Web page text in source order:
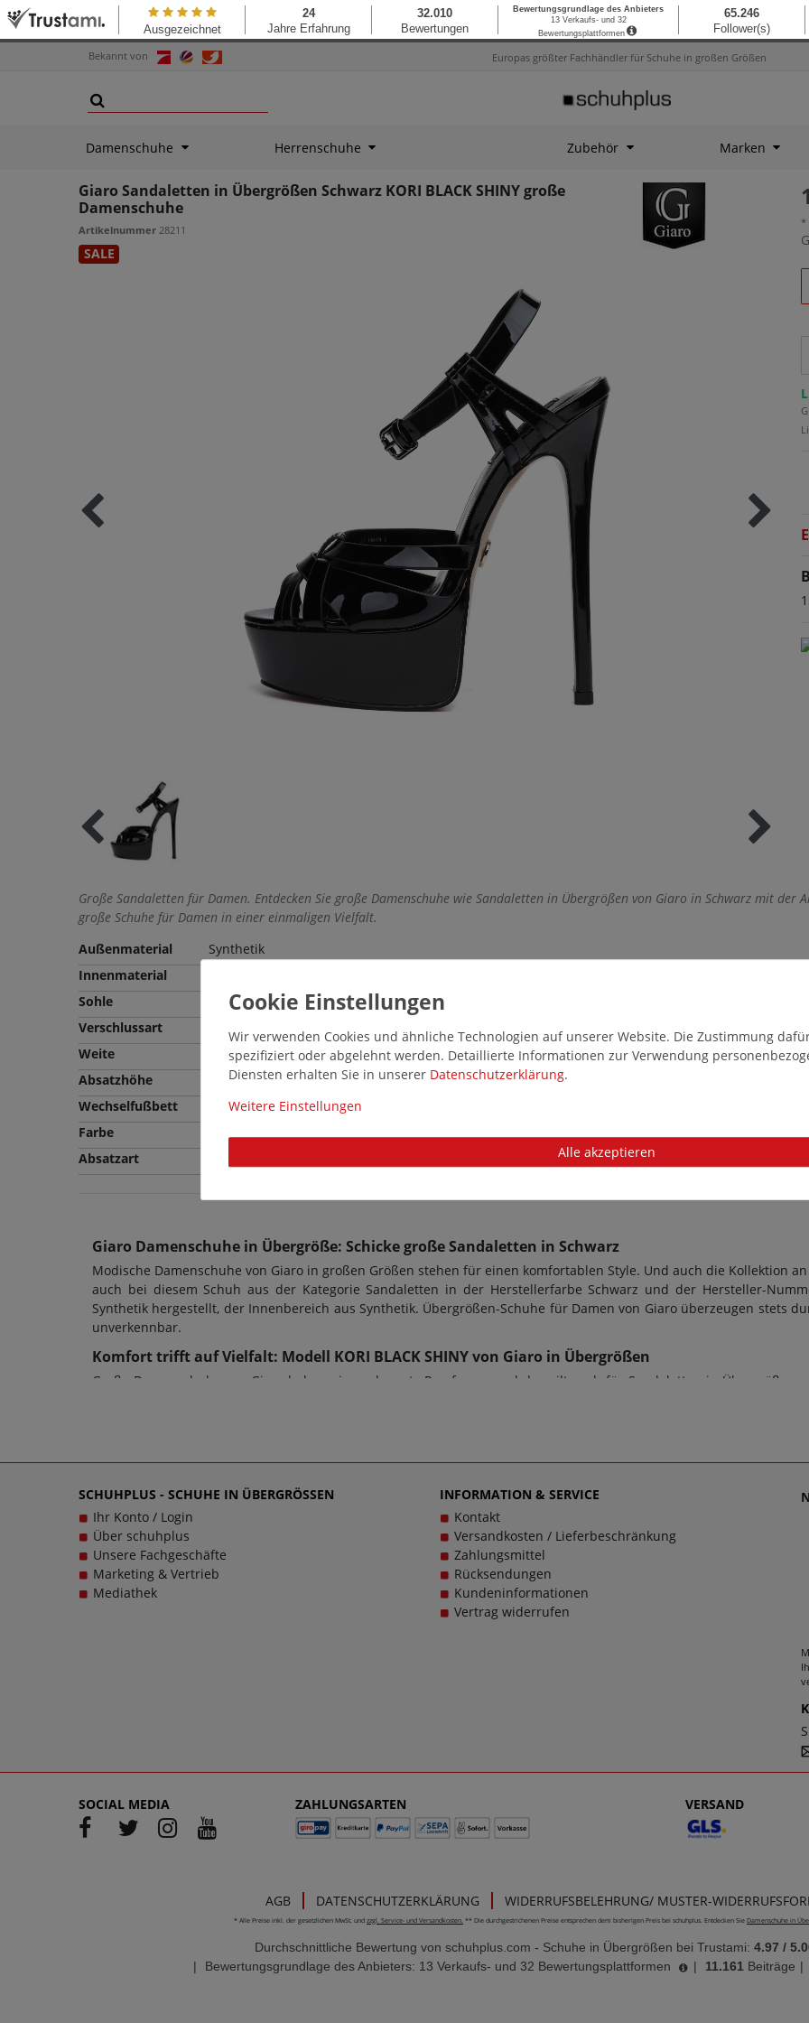
Bekannt von Europas größter Fachhändler für Schuhe in großen Größen
Damenschuhe Herrenschuhe Zubehör Marken
Giaro Sandaletten in Übergrößen Schwarz KORI BLACK SHINY große
Damenschuhe
Artikelnummer 28211
SALE
*
Große Sandaletten für Damen. Entdecken Sie große Damenschuhe wie Sandaletten in Übergrößen von Giaro in Schwarz mit der
große Schuhe für Damen in einer einmaligen Vielfalt.
Außenmaterial
Synthetik
Innenmaterial
Sohle
Verschlussart
Weite
Normale Weite (F)
Absatzhöhe
15,0 cm
Wechselfußbett
Nein
Farbe
Absatzart
Giaro Damenschuhe in Übergröße: Schicke große Sandaletten in Schwarz
Modische Damenschuhe von Giaro in großen Größen stehen für einen komfortablen Style. Und auch die Kollektion
auch bei diesem Schuh aus der Kategorie Sandaletten in der Herstellerfarbe Schwarz und der Hersteller-
Synthetik hergestellt, der Innenbereich aus Synthetik. Übergrößen-Schuhe für Damen von Giaro überzeugen stets
unverkennbar.
Komfort trifft auf Vielfalt: Modell KORI BLACK SHINY von Giaro in Übergrößen
Große Damenschuhe von Giaro haben eine sehr gute Passform - und das gilt auch für Sandaletten in Übergrößen
schließlich sollen große Schuhe von Giaro für Damen schlichtweg passen und dabei stets zu einem echten
SCHUHPLUS - SCHUHE IN ÜBERGRÖSSEN
Ihr Konto / Login
Über schuhplus
Unsere Fachgeschäfte
Marketing & Vertrieb
Mediathek
INFORMATION & SERVICE
Kontakt
Versandkosten / Lieferbeschränkung
Zahlungsmittel
Rücksendungen
Kundeninformationen
Vertrag widerrufen
SOCIAL MEDIA ZAHLUNGSARTEN VERSAND
AGB DATENSCHUTZERKLÄRUNG WIDERRUFSBELEHRUNG/ MUSTER-
* Alle Preise inkl. der gesetzlichen MwSt. und zzgl. Service- und Versandkosten. ** Die durchgestrichenen Preise entsprechen dem bisherigen Preis bei schuhplus. Entdecken Sie Damenschuhe in
Durchschnittliche Bewertung von schuhplus.com - Schuhe in Übergrößen bei Trustami: 4.97 /
|
Bewertungsgrundlage des Anbieters: 13 Verkaufs- und 32 Bewertungsplattformen | 11.161 Beiträge |
Wir verwenden Cookies und ähnliche Technologien auf unserer Website. Die Zustimmung
spezifiziert oder abgelehnt werden. Detaillierte Informationen zur Verwendung
Diensten erhalten Sie in unserer Daten­schutz­erklärung.
Weitere Einstellungen
Alle akzeptieren